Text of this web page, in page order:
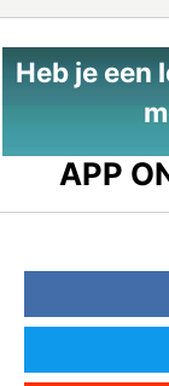
Heb je een
APP